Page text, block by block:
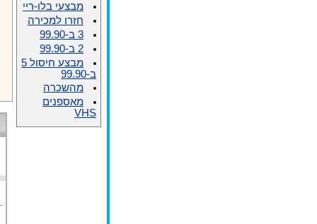
מבצעי בלו-ריי
חזרו למכירה
3 ב-99.90
2 ב-99.90
מבצע חיסול 5
ב-99.90
מהשכרה
מאספנים
VHS